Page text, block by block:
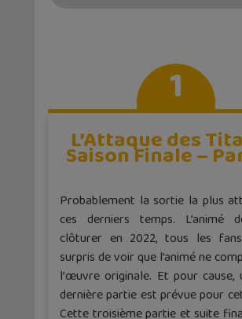
1
L’Attaque des
Saison Finale –
Probablement la sortie la plus
ces derniers temps. L’animé
clôturer en 2022, tous les
surpris de voir que l’animé ne
l’œuvre originale. Et pour cause,
dernière partie est prévue pour
Cette troisième partie et suite